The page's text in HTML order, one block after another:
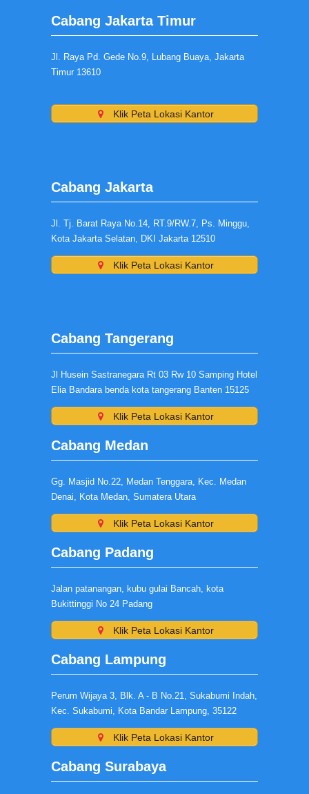
Cabang Jakarta Timur
Jl. Raya Pd. Gede No.9, Lubang Buaya, Jakarta
Timur 13610
Klik Peta Lokasi Kantor
Cabang Jakarta
Jl. Tj. Barat Raya No.14, RT.9/RW.7, Ps. Minggu,
Kota Jakarta Selatan, DKI Jakarta 12510
Klik Peta Lokasi Kantor
Cabang Tangerang
Jl Husein Sastranegara Rt 03 Rw 10 Samping Hotel
Elia Bandara benda kota tangerang Banten 15125
Klik Peta Lokasi Kantor
Cabang Medan
Gg. Masjid No.22, Medan Tenggara, Kec. Medan
Denai, Kota Medan, Sumatera Utara
Klik Peta Lokasi Kantor
Cabang Padang
Jalan patanangan, kubu gulai Bancah, kota
Bukittinggi No 24 Padang
Klik Peta Lokasi Kantor
Cabang Lampung
Perum Wijaya 3, Blk. A - B No.21, Sukabumi Indah,
Kec. Sukabumi, Kota Bandar Lampung, 35122
Klik Peta Lokasi Kantor
Cabang Surabaya